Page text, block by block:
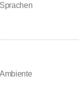
Sprachen
Ambiente